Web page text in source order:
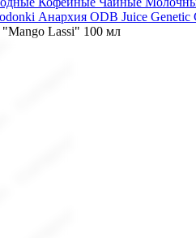
Анархия ODB Juice Genetic
Lassi" 100 мл